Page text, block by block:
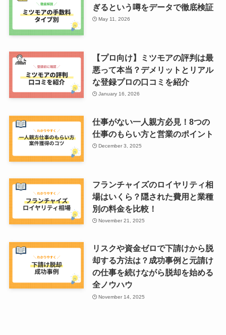
ぎるという噂をデータで徹底検証
May 11, 2026
【プロ向け】ミツモアの評判は最
悪って本当？デメリットとリアル
な登録プロの口コミを紹介
January 16, 2026
仕事がない一人親方必見！8つの
仕事のもらい方と営業のポイント
December 3, 2025
フランチャイズのロイヤリティ相
場はいくら？隠された費用と業種
別の料金を比較！
November 21, 2025
リスクや資金ゼロで下請けから脱
却する方法は？成功事例と元請け
の仕事を続けながら脱却を始める
全ノウハウ
November 14, 2025